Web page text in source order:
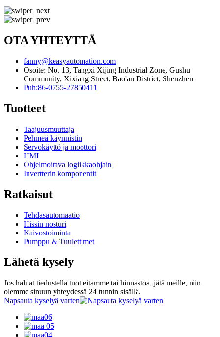
OTA YHTEYTTÄ
fanny@keasyautomation.com
Osoite: No. 13, Tangxi Xijing Industrial Zone, Gushu
Community, Xixiang Street, Bao'an District, Shenzhen
Puh:86-0755-27850411
Tuotteet
Taajuusmuuttaja
Pehmeä käynnistin
Servokäyttö ja moottori
HMI
Ohjelmoitava logiikkaohjain
Invertterin komponentit
Ratkaisut
Tehdasautomaatio
Hissin nosturi
Kaivostoiminta
Pumppu & Tuulettimet
Lähetä kysely
Jos haluat tiedustella tuotteitamme tai hinnastoa, jätä meille, niin
olemme sinuun yhteydessä 24 tunnin sisällä.
Napsauta kyselyä varten